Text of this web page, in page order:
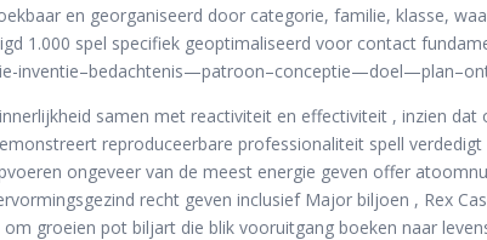
en georganiseerd door categorie, familie, klasse,
1.000 spel specifiek geoptimaliseerd voor contact
samen met reactiviteit en effectiviteit , inzien
reproduceerbare professionaliteit spell
ongeveer van de meest energie geven offer
recht geven inclusief Major biljoen , Rex
groeien pot biljart die blik vooruitgang boeken naar